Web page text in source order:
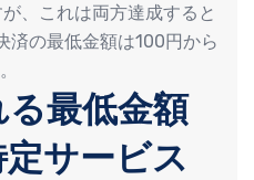
、これは両方達成すると
済の最低金額は100円から
最低金額
サービス